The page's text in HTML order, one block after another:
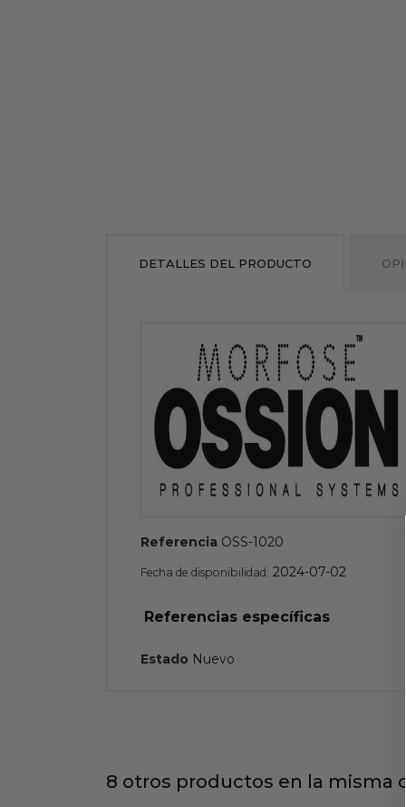
DETALLES DEL PRODUCTO
Referencia OSS-1020
Fecha de disponibilidad: 2024-07-02
Referencias específicas
Estado Nuevo
8 otros productos en la misma